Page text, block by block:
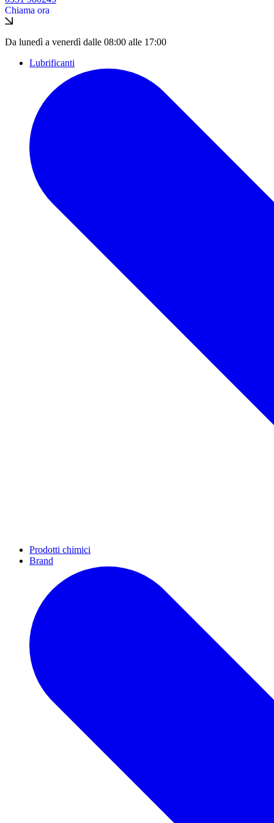
Chiama ora
Da lunedì a venerdì dalle 08:00 alle 17:00
Lubrificanti
Prodotti chimici
Brand